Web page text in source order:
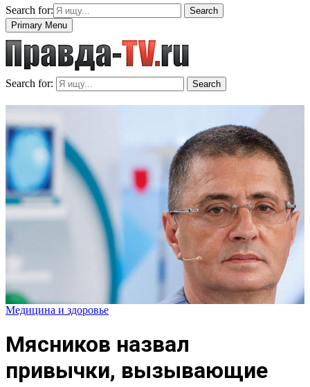
Search for:
Search
Primary Menu
Search for: Search
Медицина и здоровье
Мясников назвал
привычки, вызывающие